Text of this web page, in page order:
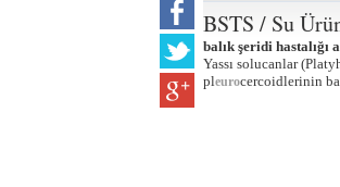
BSTS / Su
balık şeridi hastalığı
Yassı solucanlar
pleurocercoidlerinin